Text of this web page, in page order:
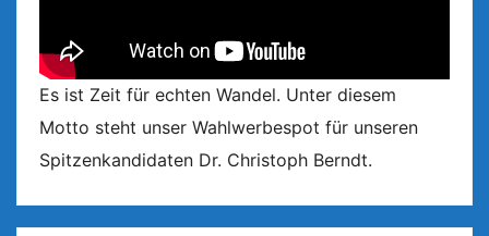
Es ist Zeit für echten Wandel. Unter diesem
Motto steht unser Wahlwerbespot für unseren
Spitzenkandidaten Dr. Christoph Berndt.